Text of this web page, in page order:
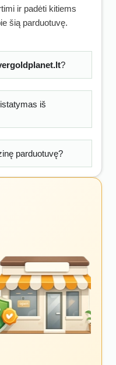
ir padėti kitiems
šią parduotuvę.
?
iš
parduotuvę?